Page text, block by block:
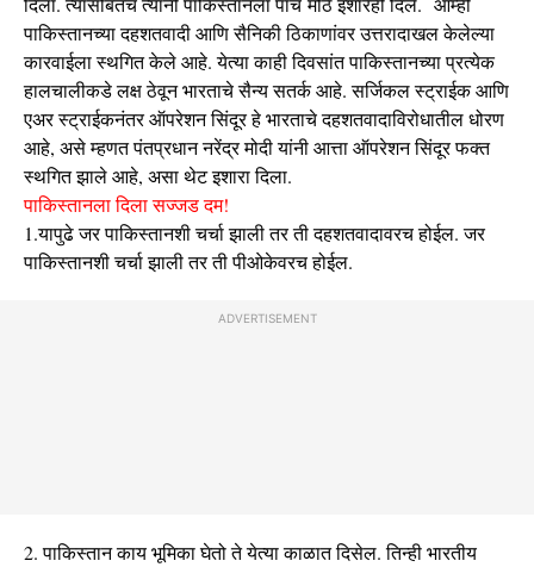
पाकिस्तानच्या दहशतवादी आणि सैनिकी ठिकाणांवर उत्तरादाखल केलेल्या
कारवाईला स्थगित केले आहे. येत्या काही दिवसांत पाकिस्तानच्या प्रत्येक
हालचालीकडे लक्ष ठेवून भारताचे सैन्य सतर्क आहे. सर्जिकल स्ट्राईक आणि
एअर स्ट्राईकनंतर ऑपरेशन सिंदूर हे भारताचे दहशतवादाविरोधातील धोरण
आहे, असे म्हणत पंतप्रधान नरेंद्र मोदी यांनी आत्ता ऑपरेशन सिंदूर फक्त
स्थगित झाले आहे, असा थेट इशारा दिला.
पाकिस्तानला दिला सज्जड दम!
1.यापुढे जर पाकिस्तानशी चर्चा झाली तर ती दहशतवादावरच होईल. जर
पाकिस्तानशी चर्चा झाली तर ती पीओकेवरच होईल.
ADVERTISEMENT
2. पाकिस्तान काय भूमिका घेतो ते येत्या काळात दिसेल. तिन्ही भारतीय